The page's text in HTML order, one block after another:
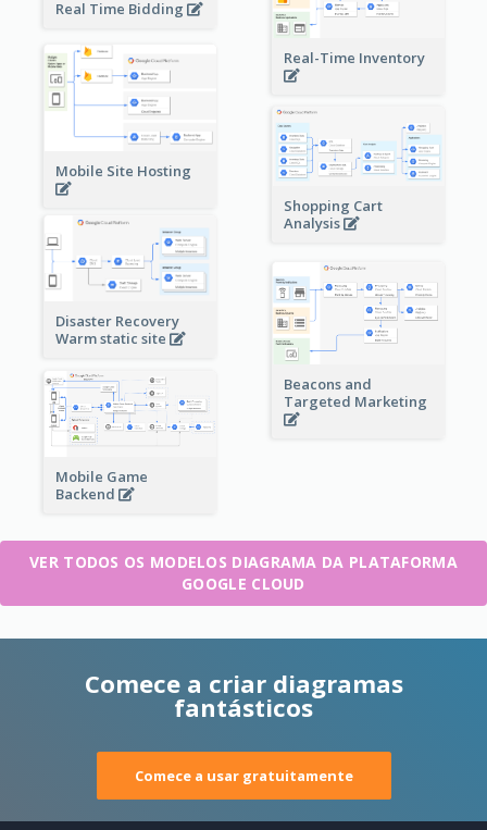
Real Time Bidding
Real-Time Inventory
Mobile Site Hosting
Shopping Cart
Analysis
Disaster Recovery
Warm static site
Beacons and
Targeted Marketing
Mobile Game
Backend
VER TODOS OS MODELOS DIAGRAMA DA PLATAFORMA
GOOGLE CLOUD
Comece a criar diagramas
fantásticos
Comece a usar gratuitamente